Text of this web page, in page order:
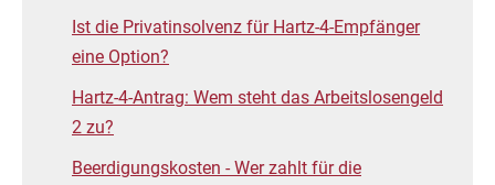
Ist die Privatinsolvenz für Hartz-4-Empfänger
eine Option?
Hartz-4-Antrag: Wem steht das Arbeitslosengeld
2 zu?
Beerdigungskosten - Wer zahlt für die